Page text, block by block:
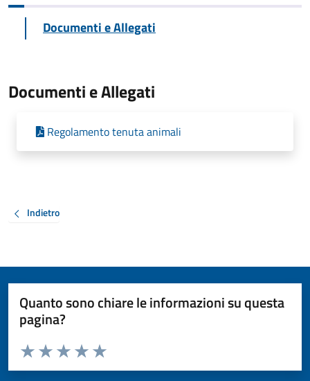
Documenti e Allegati
Documenti e Allegati
Regolamento tenuta animali
Indietro
Quanto sono chiare le informazioni su questa
pagina?
Valuta da 1 a 5 stelle la pagina
Valuta 5 stelle su 5
Valuta 4 stelle su 5
Valuta 3 stelle su 5
Valuta 2 stelle su 5
Valuta 1 stelle su 5